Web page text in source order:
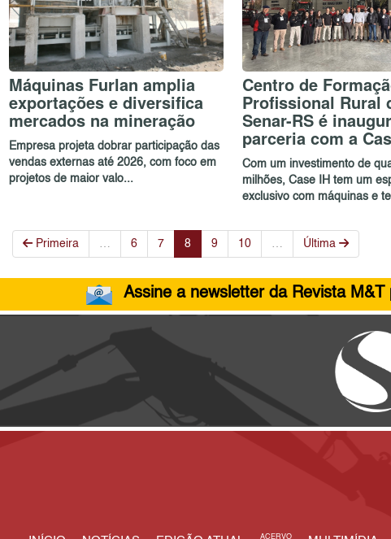
Máquinas Furlan amplia
exportações e diversifica
mercados na mineração
Empresa projeta dobrar participação das
vendas externas até 2026, com foco em
projetos de maior valo...
Centro de
Profissional Rural
Senar-RS é
parceria com a
Com um investimento de
milhões, Case IH tem um
exclusivo com máquinas e
Primeira … 6 7 8 9 10 … Última
Assine a newsletter da Revista
ACERVO